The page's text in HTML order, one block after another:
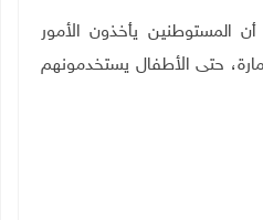
المستوطنين يأخذون الأمور
حتى الأطفال يستخدمونهم